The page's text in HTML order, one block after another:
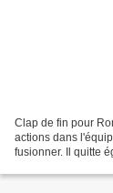
Clap de fin pour
actions dans
fusionner. Il quitte